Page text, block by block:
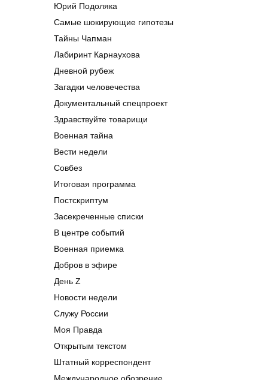
Юрий Подоляка
Самые шокирующие гипотезы
Тайны Чапман
Лабиринт Карнаухова
Дневной рубеж
Загадки человечества
Документальный спецпроект
Здравствуйте товарищи
Военная тайна
Вести недели
Совбез
Итоговая программа
Постскриптум
Засекреченные списки
В центре событий
Военная приемка
Добров в эфире
День Z
Новости недели
Служу России
Моя Правда
Открытым текстом
Штатный корреспондент